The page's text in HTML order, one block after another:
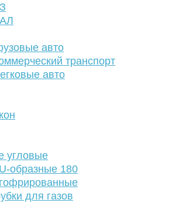
авто
транспорт
авто
угловые
образные 180
для газов